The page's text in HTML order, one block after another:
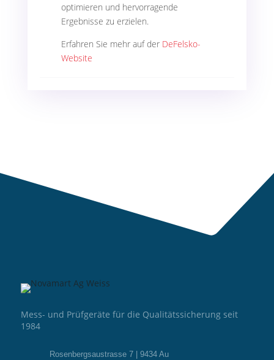
optimieren und hervorragende
Ergebnisse zu erzielen.
Erfahren Sie mehr auf der DeFelsko-
Website
Mess- und Prüfgeräte für die Qualitätssicherung seit
1984
Rosenbergsaustrasse 7 | 9434 Au